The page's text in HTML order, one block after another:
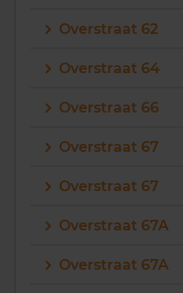
Overstraat 62
Overstraat 64
Overstraat 66
Overstraat 67
Overstraat 67
Overstraat 67A
Overstraat 67A